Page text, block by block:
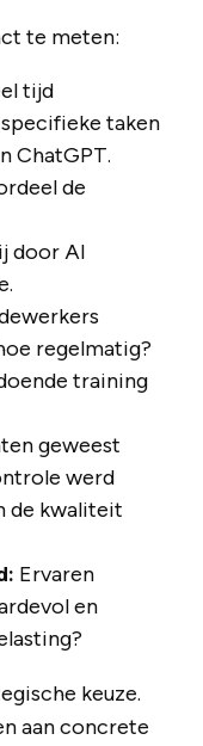
te meten:
tijd
taken
ChatGPT.
de
door AI
regelmatig?
training
geweest
werd
de kwaliteit
Ervaren
en
keuze.
aan concrete